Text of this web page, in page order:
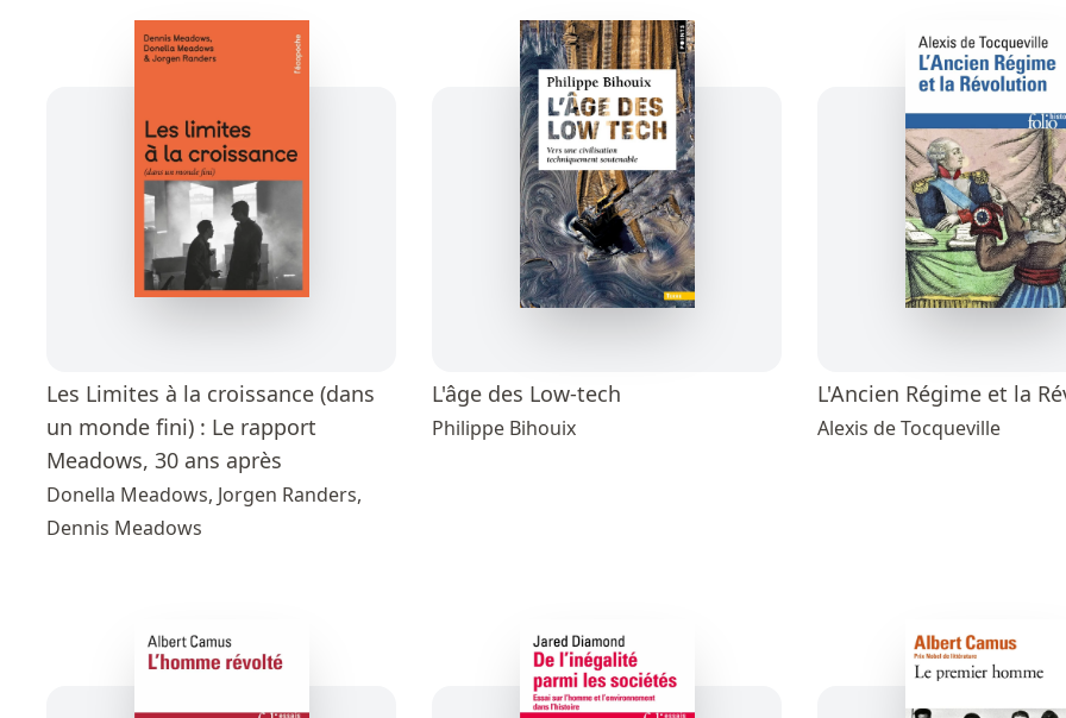
Les Limites à la croissance (dans
un monde fini) : Le rapport
Meadows, 30 ans après
Donella Meadows, Jorgen Randers,
Dennis Meadows
L'âge des Low-tech
Philippe Bihouix
L'Ancien Régime et la
Alexis de Tocqueville